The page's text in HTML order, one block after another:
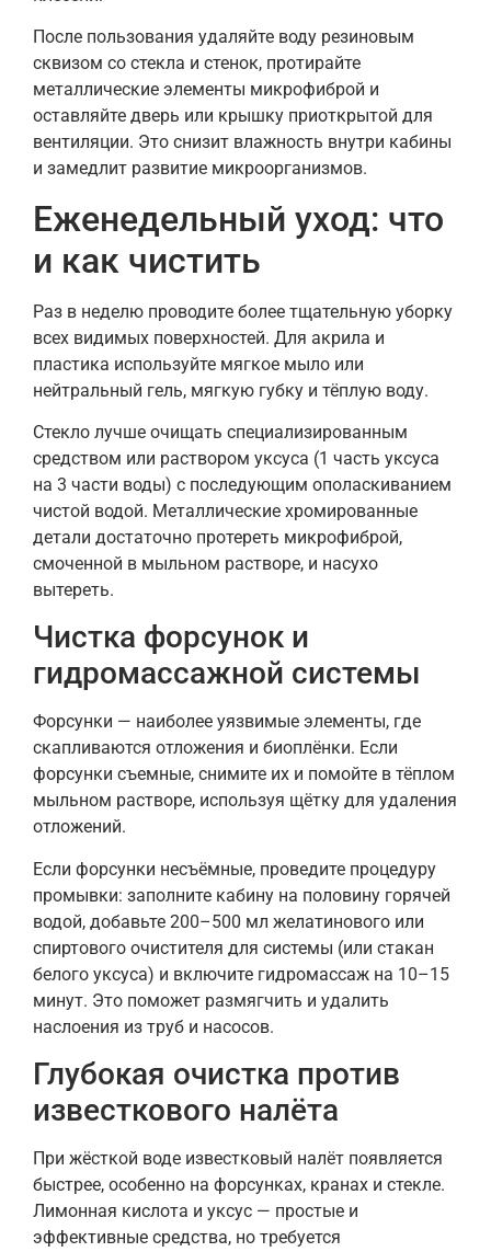
После пользования удаляйте воду резиновым
сквизом со стекла и стенок, протирайте
металлические элементы микрофиброй и
оставляйте дверь или крышку приоткрытой для
вентиляции. Это снизит влажность внутри кабины
и замедлит развитие микроорганизмов.
Еженедельный уход: что
и как чистить
Раз в неделю проводите более тщательную уборку
всех видимых поверхностей. Для акрила и
пластика используйте мягкое мыло или
нейтральный гель, мягкую губку и тёплую воду.
Стекло лучше очищать специализированным
средством или раствором уксуса (1 часть уксуса
на 3 части воды) с последующим ополаскиванием
чистой водой. Металлические хромированные
детали достаточно протереть микрофиброй,
смоченной в мыльном растворе, и насухо
вытереть.
Чистка форсунок и
гидромассажной системы
Форсунки — наиболее уязвимые элементы, где
скапливаются отложения и биоплёнки. Если
форсунки съемные, снимите их и помойте в тёплом
мыльном растворе, используя щётку для удаления
отложений.
Если форсунки несъёмные, проведите процедуру
промывки: заполните кабину на половину горячей
водой, добавьте 200–500 мл желатинового или
спиртового очистителя для системы (или стакан
белого уксуса) и включите гидромассаж на 10–15
минут. Это поможет размягчить и удалить
наслоения из труб и насосов.
Глубокая очистка против
известкового налёта
При жёсткой воде известковый налёт появляется
быстрее, особенно на форсунках, кранах и стекле.
Лимонная кислота и уксус — простые и
эффективные средства, но требуется